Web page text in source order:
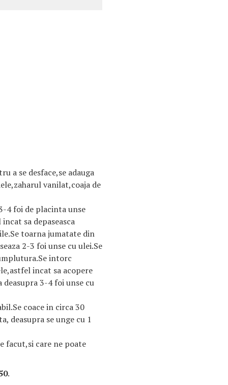
a se desface,se adauga
vanilat,coaja de
4 foi de placinta unse
sa depaseasca
toarna jumatate din
2-3 foi unse cu ulei.Se
intorc
incat sa acopere
3-4 foi unse cu
coace in circa 30
deasupra se unge cu 1
facut,si care ne poate
.